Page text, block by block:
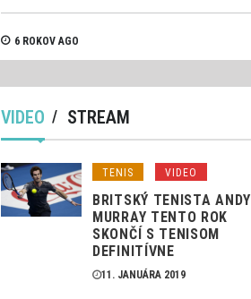
6 ROKOV AGO
VIDEO STREAM
TENIS VIDEO
BRITSKÝ TENISTA ANDY
MURRAY TENTO ROK
SKONČÍ S TENISOM
DEFINITÍVNE
11. JANUÁRA 2019